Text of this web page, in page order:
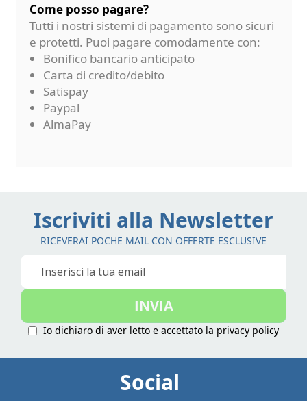
Come posso pagare?
Tutti i nostri sistemi di pagamento sono sicuri
e protetti. Puoi pagare comodamente con:
Bonifico bancario anticipato
Carta di credito/debito
Satispay
Paypal
AlmaPay
Iscriviti alla Newsletter
RICEVERAI POCHE MAIL CON OFFERTE ESCLUSIVE
Iscriviti
nostra
INVIA
Io dichiaro di aver letto e accettato la privacy policy
Social